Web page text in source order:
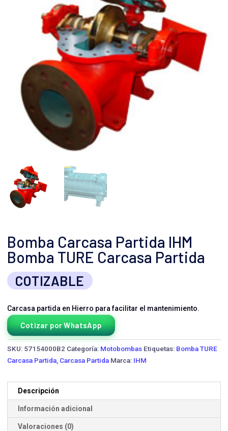
Bomba Carcasa Partida IHM
Bomba TURE Carcasa Partida
COTIZABLE
Carcasa partida en Hierro para facilitar el mantenimiento.
Cotizar por WhatsApp
SKU: 57154000B2 Categoría: Motobombas Etiquetas: Bomba TURE
Carcasa Partida Carcasa Partida Marca: IHM
Descripción
Información adicional
Valoraciones (0)